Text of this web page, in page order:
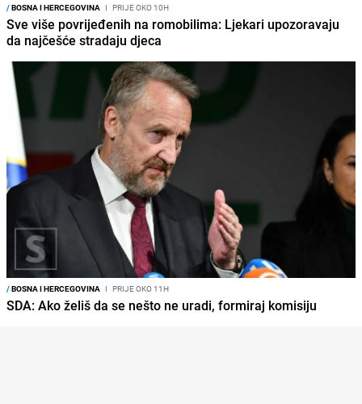
/BOSNA I HERCEGOVINA I PRIJE OKO 10H
Sve više povrijeđenih na romobilima: Ljekari upozoravaju
da najčešće stradaju djeca
/BOSNA I HERCEGOVINA I PRIJE OKO 11H
SDA: Ako želiš da se nešto ne uradi, formiraj komisiju